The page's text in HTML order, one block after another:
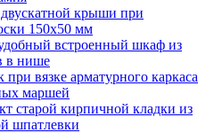
крыши при
150х50 мм
встроенный шкаф из
в нише
вязке арматурного каркаса
маршей
старой кирпичной кладки из
шпатлевки